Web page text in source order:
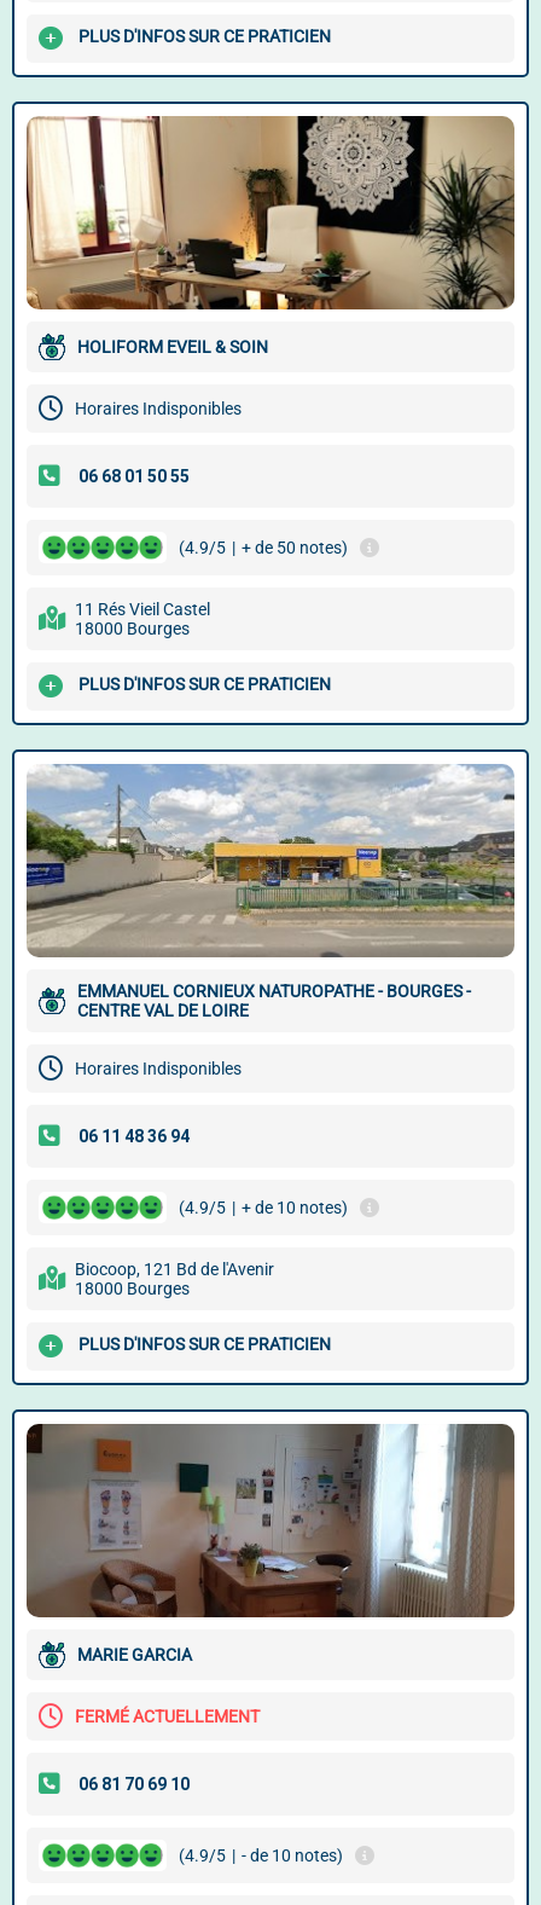
PLUS D'INFOS SUR CE PRATICIEN
HOLIFORM EVEIL & SOIN
Horaires Indisponibles
(4.9/5 | + de 50 notes)
11 Rés Vieil Castel
18000 Bourges
PLUS D'INFOS SUR CE PRATICIEN
EMMANUEL CORNIEUX NATUROPATHE - BOURGES -
CENTRE VAL DE LOIRE
Horaires Indisponibles
(4.9/5 | + de 10 notes)
Biocoop, 121 Bd de l'Avenir
18000 Bourges
PLUS D'INFOS SUR CE PRATICIEN
MARIE GARCIA
FERMÉ ACTUELLEMENT
(4.9/5 | - de 10 notes)